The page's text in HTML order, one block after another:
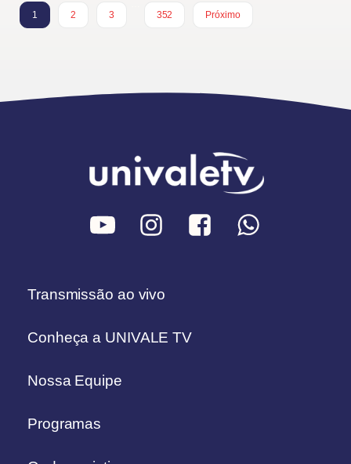
1 2 3
352
Próximo
Transmissão ao vivo
Conheça a UNIVALE TV
Nossa Equipe
Programas